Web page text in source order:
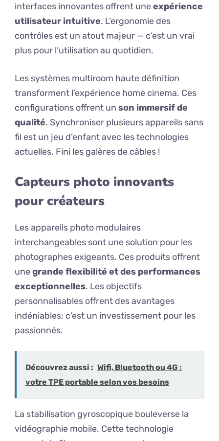
interfaces innovantes offrent uneexpérience
utilisateur intuitive. L’ergonomie des
contrôles est un atout majeur — c’est un vrai
plus pour l’utilisation au quotidien.
Les systèmes multiroom haute définition
transforment l’expérience home cinema. Ces
configurations offrent un son immersif de
qualité. Synchroniser plusieurs appareils sans
fil est un jeu d’enfant avec les technologies
actuelles. Fini les galères de câbles !
Capteurs photo innovants
pour créateurs
Les appareils photo modulaires
interchangeables sont une solution pour les
photographes exigeants. Ces produits offrent
unegrande flexibilité et des performances
exceptionnelles. Les objectifs
personnalisables offrent des avantages
indéniables; c’est un investissement pour les
passionnés.
Découvrez aussi : Wifi, Bluetooth ou 4G :
votre TPE portable selon vos besoins
La stabilisation gyroscopique bouleverse la
vidéographie mobile. Cette technologie